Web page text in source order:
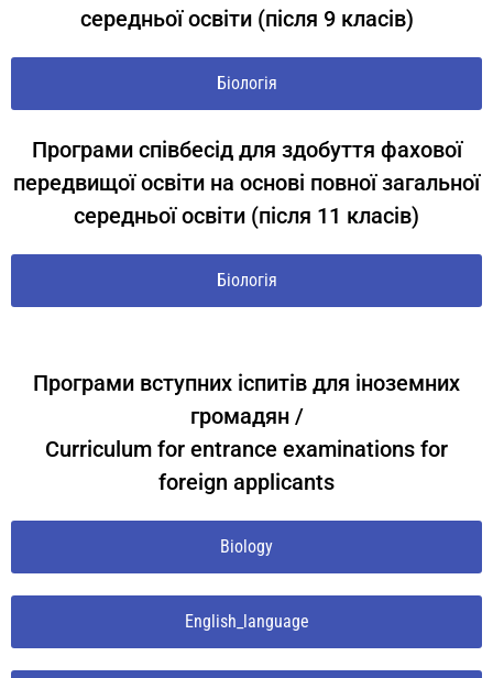
середньої освіти (після 9 класів)
Біологія
Програми співбесід для здобуття фахової
передвищої освіти на основі повної загальної
середньої освіти (після 11 класів)
Біологія
Програми вступних іспитів для іноземних
громадян /
Curriculum for entrance examinations for
foreign applicants
Biology
English_language